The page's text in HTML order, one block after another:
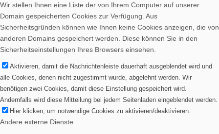
Wir stellen Ihnen eine Liste der von Ihrem Computer auf unserer
Domain gespeicherten Cookies zur Verfügung. Aus
Sicherheitsgründen können wie Ihnen keine Cookies anzeigen, die von
anderen Domains gespeichert werden. Diese können Sie in den
Sicherheitseinstellungen Ihres Browsers einsehen.
Aktivieren, damit die Nachrichtenleiste dauerhaft ausgeblendet wird und
alle Cookies, denen nicht zugestimmt wurde, abgelehnt werden. Wir
benötigen zwei Cookies, damit diese Einstellung gespeichert wird.
Andernfalls wird diese Mitteilung bei jedem Seitenladen eingeblendet werden.
Hier klicken, um notwendige Cookies zu aktivieren/deaktivieren.
Andere externe Dienste